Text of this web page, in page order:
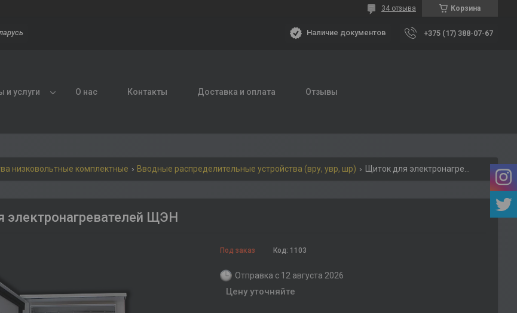
Корзина
34 отзыва
Наличие документов +375 (17) 388-07-67
и услуги О нас Контакты Доставка и оплата Отзывы
низковольтные комплектные Вводные распределительные устройства (вру, увр, шр)
электронагревателей ЩЭН
Под заказ Код: 1103
Отправка с 12 августа 2026
Цену уточняйте